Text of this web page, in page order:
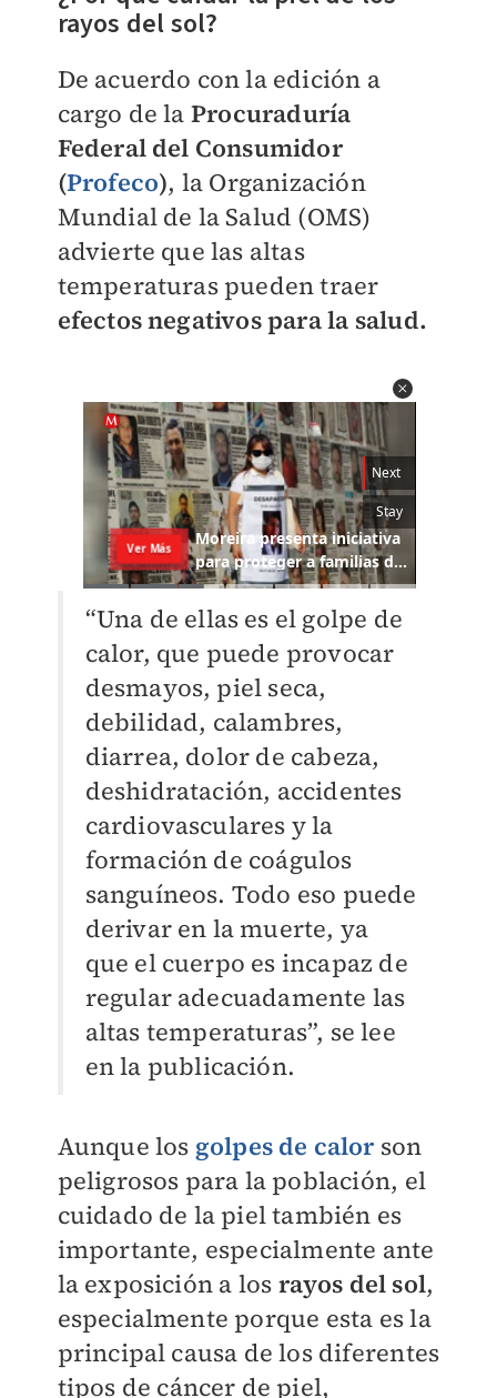
rayos del sol?
De acuerdo con la edición a
cargo de la Procuraduría
Federal del Consumidor
(Profeco), la Organización
Mundial de la Salud (OMS)
advierte que las altas
temperaturas pueden traer
efectos negativos para la salud.
“Una de ellas es el golpe de
calor, que puede provocar
desmayos, piel seca,
debilidad, calambres,
diarrea, dolor de cabeza,
deshidratación, accidentes
cardiovasculares y la
formación de coágulos
sanguíneos. Todo eso puede
derivar en la muerte, ya
que el cuerpo es incapaz de
regular adecuadamente las
altas temperaturas”, se lee
en la publicación.
Aunque los golpes de calor son
peligrosos para la población, el
cuidado de la piel también es
importante, especialmente ante
la exposición a los rayos del sol,
especialmente porque esta es la
principal causa de los diferentes
tipos de cáncer de piel,